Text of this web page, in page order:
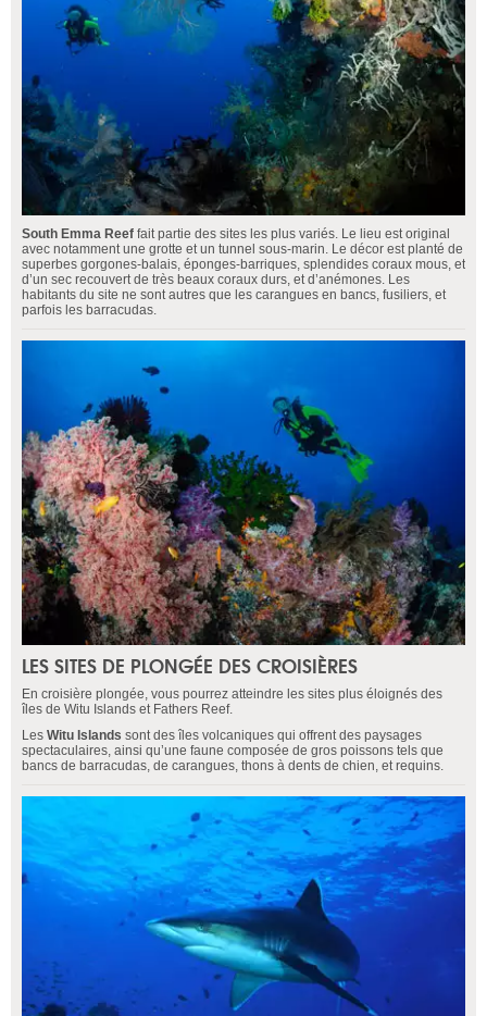
South Emma Reef fait partie des sites les plus variés. Le lieu est original
avec notamment une grotte et un tunnel sous-marin. Le décor est planté de
superbes gorgones-balais, éponges-barriques, splendides coraux mous, et
d’un sec recouvert de très beaux coraux durs, et d’anémones. Les
habitants du site ne sont autres que les carangues en bancs, fusiliers, et
parfois les barracudas.
LES SITES DE PLONGÉE DES CROISIÈRES
En croisière plongée, vous pourrez atteindre les sites plus éloignés des
îles de Witu Islands et Fathers Reef.
Les Witu Islands sont des îles volcaniques qui offrent des paysages
spectaculaires, ainsi qu’une faune composée de gros poissons tels que
bancs de barracudas, de carangues, thons à dents de chien, et requins.